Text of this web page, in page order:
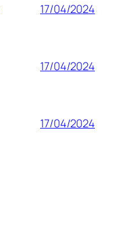
17/04/2024
17/04/2024
17/04/2024